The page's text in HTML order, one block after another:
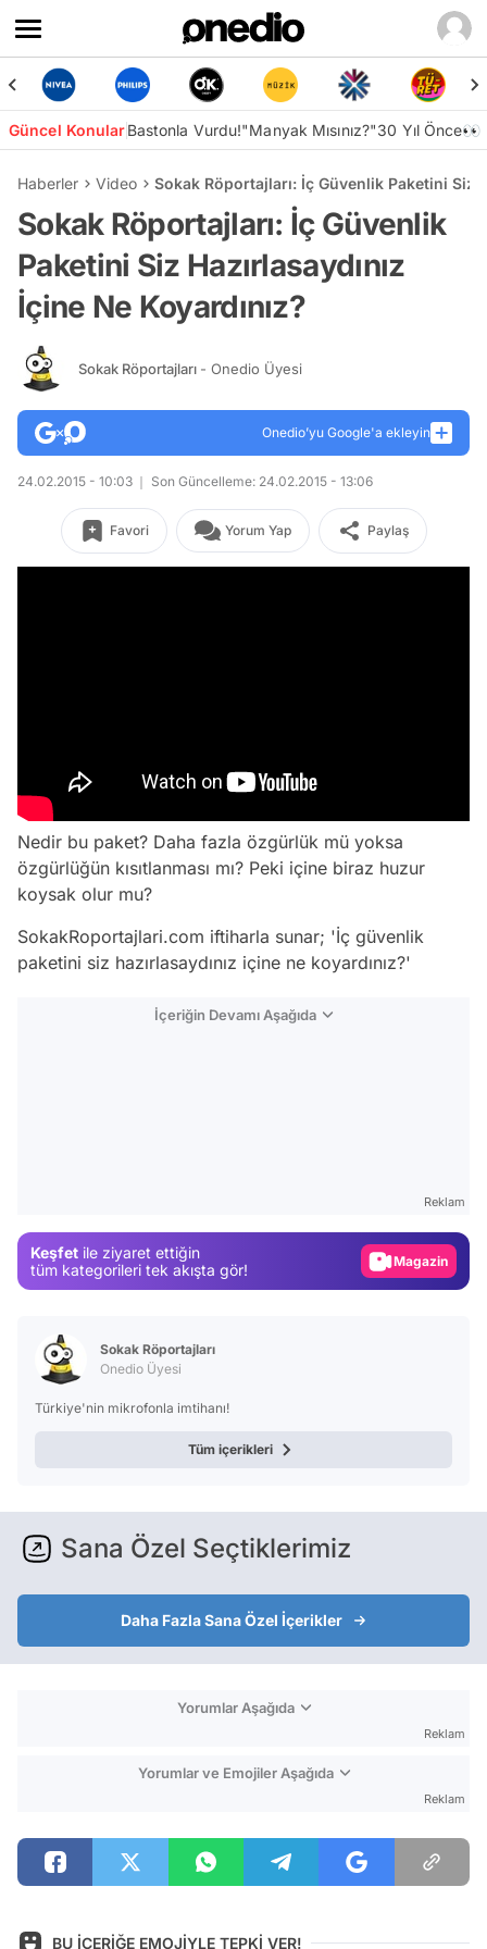
Güncel KonularBastonla Vurdu!"Manyak Mısınız?"30 Yıl Önce👀
Haberler Video Sokak Röportajları: İç Güvenlik Paketini Siz
Sokak Röportajları: İç Güvenlik
Paketini Siz Hazırlasaydınız
İçine Ne Koyardınız?
Sokak Röportajları - Onedio Üyesi
Onedio’yu Google'a ekleyin
24.02.2015 - 10:03 Son Güncelleme: 24.02.2015 - 13:06
Favori Yorum Yap Paylaş
Nedir bu paket? Daha fazla özgürlük mü yoksa
özgürlüğün kısıtlanması mı? Peki içine biraz huzur
koysak olur mu?
SokakRoportajlari.com iftiharla sunar; 'İç güvenlik
paketini siz hazırlasaydınız içine ne koyardınız?'
İçeriğin Devamı Aşağıda
Reklam
Keşfet ile ziyaret ettiğin
tüm kategorileri tek akışta gör!
Magazin
Sokak Röportajları
Onedio Üyesi
Türkiye'nin mikrofonla imtihanı!
Tüm içerikleri
Sana Özel Seçtiklerimiz
Daha Fazla Sana Özel İçerikler
Yorumlar Aşağıda
Reklam
Yorumlar ve Emojiler Aşağıda
Reklam
BU İÇERİĞE EMOJİYLE TEPKİ VER!